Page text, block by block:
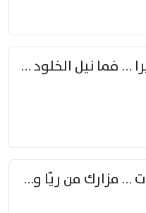
فصبرا في مجال الموت صبرا … فما نيل الخلود بمستطاع
حننت إلى ريّا ونفسك باعدت … مزارك من ريّا وشعباكما معا